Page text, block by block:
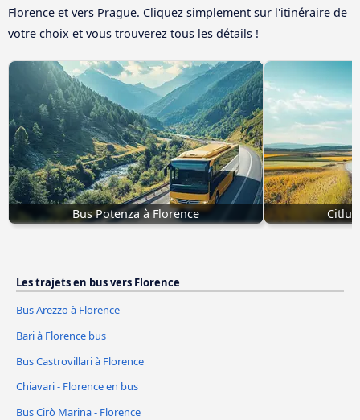
Florence et vers Prague. Cliquez simplement sur l'itinéraire de
votre choix et vous trouverez tous les détails !
Bus Potenza à Florence
Les trajets en bus vers Florence
Bus Arezzo à Florence
Bari à Florence bus
Bus Castrovillari à Florence
Chiavari - Florence en bus
Bus Cirò Marina - Florence